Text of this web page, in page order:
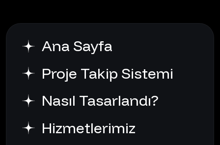
Ana Sayfa
Proje Takip Sistemi
Nasıl Tasarlandı?
Hizmetlerimiz